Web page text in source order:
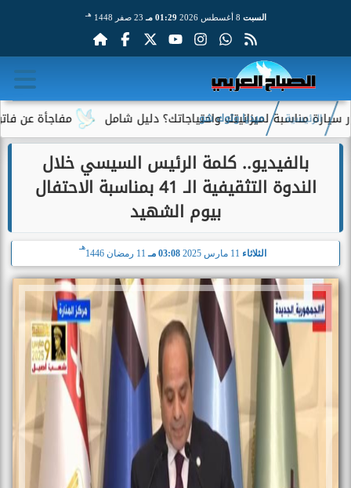
السبت 01:29 مـ 23 صفر 1448 هـ
مفاجأة عن فاتورة لميزانيتك واحتياجاتك؟ دليل شامل
الرئيسية ميديا وتوك شو
بالفيديو.. كلمة الرئيس السيسي خلال
الندوة التثقيفية الـ 41 بمناسبة الاحتفال
بيوم الشهيد
الثلاثاء 03:08 مـ 11 رمضان 1446
هـ